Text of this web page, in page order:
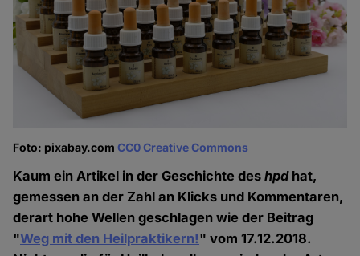
Foto: pixabay.comCC0 Creative Commons
Kaum ein Artikel in der Geschichte deshpdhat,
gemessen an der Zahl an Klicks und Kommentaren,
derart hohe Wellen geschlagen wie der Beitrag
"Weg mit den Heilpraktikern!" vom 17.12.2018.